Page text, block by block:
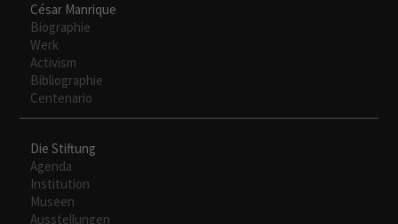
César Manrique
Biographie
Werk
Activism
Bibliographie
Centenario
Die Stiftung
Agenda
Institution
Museen
Ausstellungen